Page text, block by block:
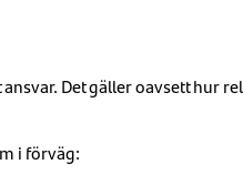
Det gäller oavsett hur
i förväg: